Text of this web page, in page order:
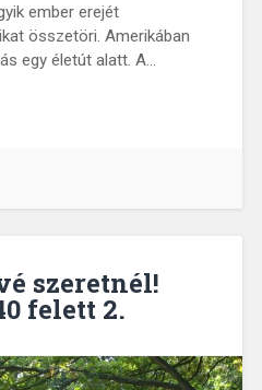
ember erejét
összetöri. Amerikában
egy életút alatt. A…
szeretnél!
felett 2.